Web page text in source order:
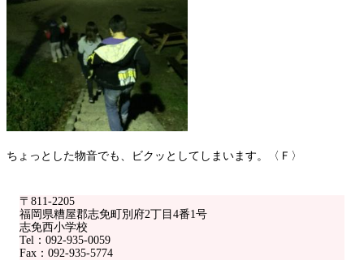
〒811-2205
福岡県糟屋郡志免町別府2丁目4番1号
志免西小学校
Tel：092-935-0059
Fax：092-935-5774
ちょっとした物音でも、ビクッとしてしまいます。〈Ｆ〉